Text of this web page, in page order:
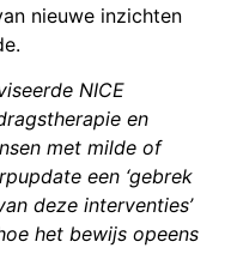
nieuwe inzichten
NICE
en
met milde of
een ‘gebrek
deze interventies’
het bewijs opeens